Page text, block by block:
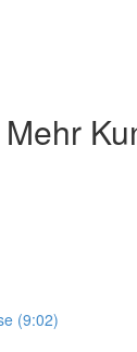
(9:02)